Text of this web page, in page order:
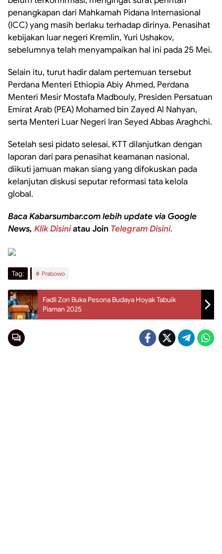
penangkapan dari Mahkamah Pidana Internasional
(ICC) yang masih berlaku terhadap dirinya. Penasihat
kebijakan luar negeri Kremlin, Yuri Ushakov,
sebelumnya telah menyampaikan hal ini pada 25 Mei.
Selain itu, turut hadir dalam pertemuan tersebut
Perdana Menteri Ethiopia Abiy Ahmed, Perdana
Menteri Mesir Mostafa Madbouly, Presiden Persatuan
Emirat Arab (PEA) Mohamed bin Zayed Al Nahyan,
serta Menteri Luar Negeri Iran Seyed Abbas Araghchi.
Setelah sesi pidato selesai, KTT dilanjutkan dengan
laporan dari para penasihat keamanan nasional,
diikuti jamuan makan siang yang difokuskan pada
kelanjutan diskusi seputar reformasi tata kelola
global.
Baca Kabarsumbar.com lebih update via Google
News, Klik Disiniatau Join Telegram Disini.
Tag: Prabowo
Fadli Zon Buka Pesona Budaya Hoyak Tabuik
Piaman 2025